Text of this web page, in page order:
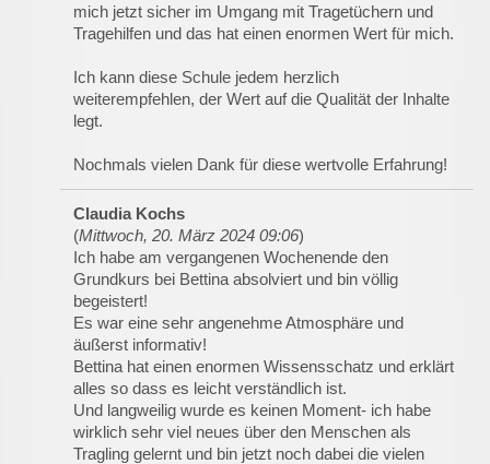
mich jetzt sicher im Umgang mit Tragetüchern und
Tragehilfen und das hat einen enormen Wert für mich.
Ich kann diese Schule jedem herzlich
weiterempfehlen, der Wert auf die Qualität der Inhalte
legt.
Nochmals vielen Dank für diese wertvolle Erfahrung!
Claudia Kochs
(Mittwoch, 20. März 2024 09:06)
Ich habe am vergangenen Wochenende den
Grundkurs bei Bettina absolviert und bin völlig
begeistert!
Es war eine sehr angenehme Atmosphäre und
äußerst informativ!
Bettina hat einen enormen Wissensschatz und erklärt
alles so dass es leicht verständlich ist.
Und langweilig wurde es keinen Moment- ich habe
wirklich sehr viel neues über den Menschen als
Tragling gelernt und bin jetzt noch dabei die vielen